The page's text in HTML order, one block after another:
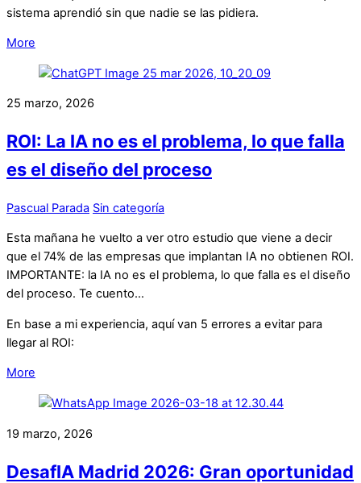
sistema aprendió sin que nadie se las pidiera.
More
25 marzo, 2026
ROI: La IA no es el problema, lo que falla
es el diseño del proceso
Pascual Parada Sin categoría
Esta mañana he vuelto a ver otro estudio que viene a decir
que el 74% de las empresas que implantan IA no obtienen ROI.
IMPORTANTE: la IA no es el problema, lo que falla es el diseño
del proceso. Te cuento…
En base a mi experiencia, aquí van 5 errores a evitar para
llegar al ROI:
More
19 marzo, 2026
DesafIA Madrid 2026: Gran oportunidad